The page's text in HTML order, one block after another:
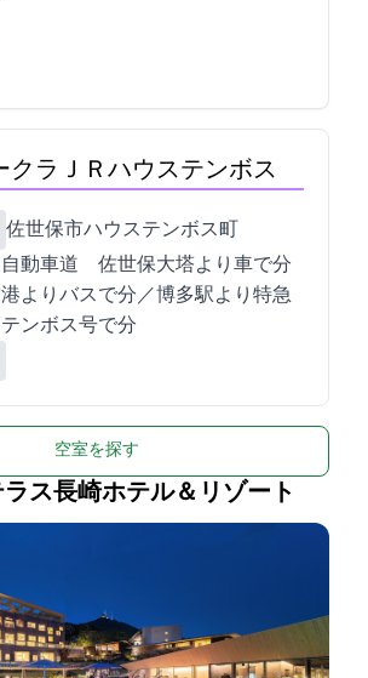
クラＪＲハウステンボス
佐世保市ハウステンボス町10
動車道 佐世保大塔ICより車で15分/
よりバスで70分／JR博多駅より特急
ンボス号で110分
空室を探す
ス長崎ホテル＆リゾート